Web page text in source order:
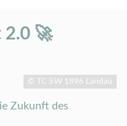
🚀
© TC SW 1896 Landau
Zukunft des